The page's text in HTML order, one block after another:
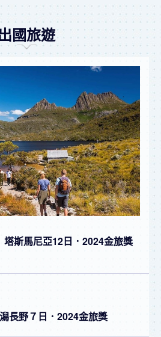
國旅遊
塔斯馬尼亞12日．2024金旅獎
長野７日．2024金旅獎